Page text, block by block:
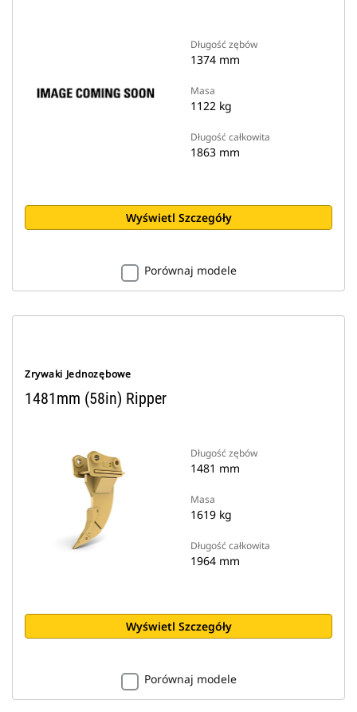
Długość zębów
1374 mm
Masa
1122 kg
Długość całkowita
1863 mm
Wyświetl Szczegóły
Porównaj modele
Zrywaki Jednozębowe
1481mm (58in) Ripper
Długość zębów
1481 mm
Masa
1619 kg
Długość całkowita
1964 mm
Wyświetl Szczegóły
Porównaj modele